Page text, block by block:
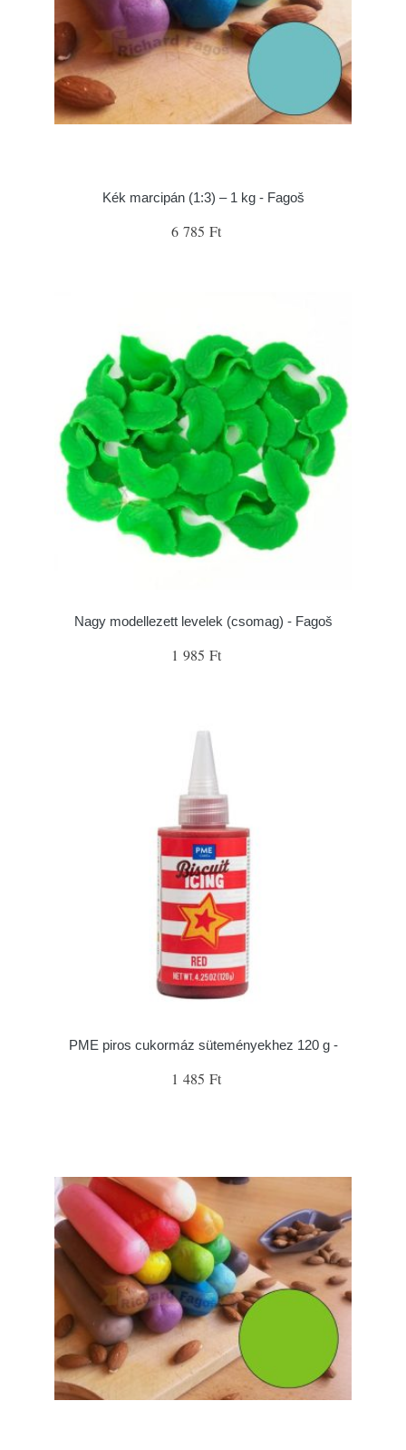
Kék marcipán (1:3) – 1 kg - Fagoš
6 785 Ft
Nagy modellezett levelek (csomag) - Fagoš
1 985 Ft
PME piros cukormáz süteményekhez 120 g -
1 485 Ft